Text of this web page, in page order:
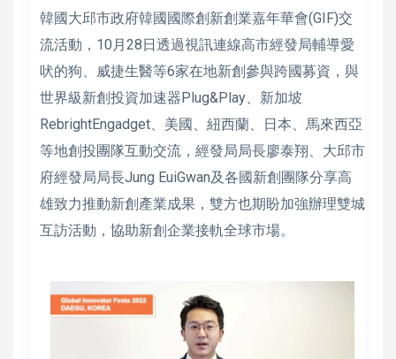
韓國大邱市政府韓國國際創新創業嘉年華會(GIF)交
流活動，10月28日透過視訊連線高市經發局輔導愛
吠的狗、威捷生醫等6家在地新創參與跨國募資，與
世界級新創投資加速器Plug&Play、新加坡
RebrightEngadget、美國、紐西蘭、日本、馬來西亞
等地創投團隊互動交流，經發局局長廖泰翔、大邱市
府經發局局長Jung EuiGwan及各國新創團隊分享高
雄致力推動新創產業成果，雙方也期盼加強辦理雙城
互訪活動，協助新創企業接軌全球市場。